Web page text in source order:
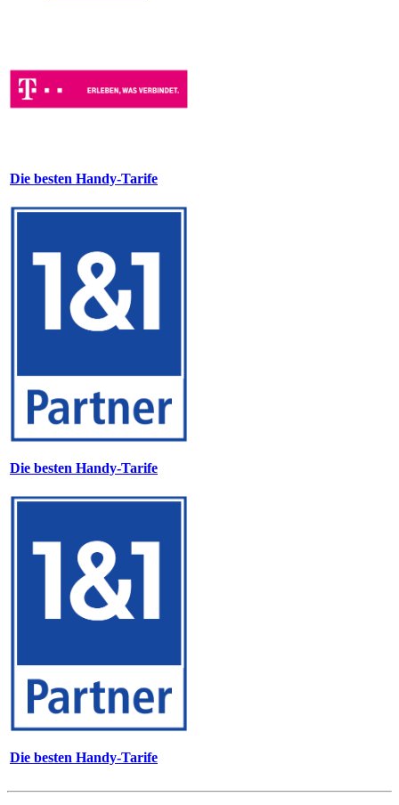
Die besten Handy-Tarife
Die besten Handy-Tarife
Die besten Handy-Tarife